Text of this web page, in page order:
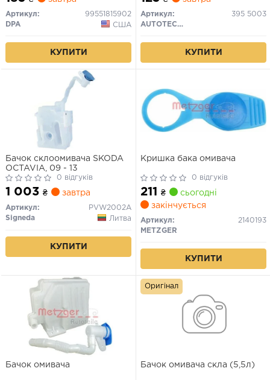
Артикул:
99551815902
DPA
США
КУПИТИ
Артикул:
395 5003
AUTOTECHTEILE
КУПИТИ
Бачок склоомивача SKODA
OCTAVIA, 09 - 13
0 відгуків
1 003 ₴ завтра
Артикул:
PVW2002A
Signeda
Литва
КУПИТИ
Кришка бака омивача
0 відгуків
211 ₴
сьогодні
закінчується
Артикул:
2140193
METZGER
КУПИТИ
Бачок омивача Бачок омивача скла (5,5л)
Оригінал